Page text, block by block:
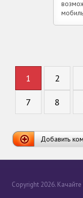
1 2
7 8
Добавить
Copyright 2026. Качайте